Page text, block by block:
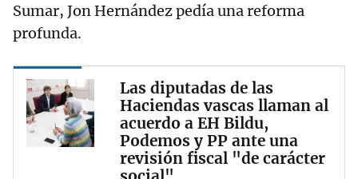
Sumar, Jon Hernández pedía una reforma
profunda.
Las diputadas de las
Haciendas vascas llaman al
acuerdo a EH Bildu,
Podemos y PP ante una
revisión fiscal "de carácter